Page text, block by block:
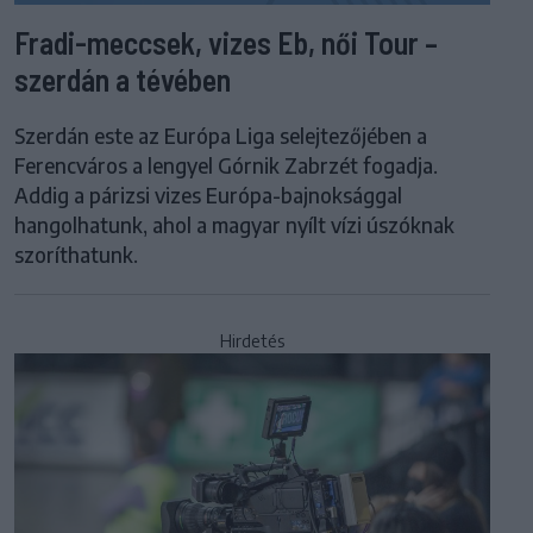
Fradi-meccsek, vizes Eb, női Tour –
szerdán a tévében
Szerdán este az Európa Liga selejtezőjében a
Ferencváros a lengyel Górnik Zabrzét fogadja.
Addig a párizsi vizes Európa-bajnoksággal
hangolhatunk, ahol a magyar nyílt vízi úszóknak
szoríthatunk.
Hirdetés